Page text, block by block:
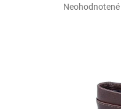
Priemerné
hviezdičiek.
Neohodnotené